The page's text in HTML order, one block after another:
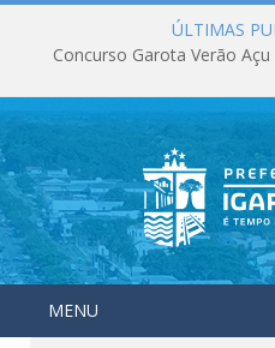
ÚLTIMAS
Concurso Garota Verão
MENU